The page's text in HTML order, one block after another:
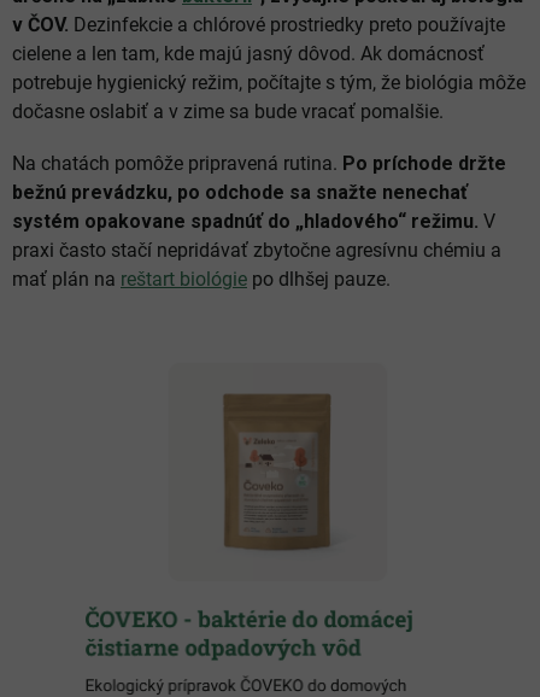
v ČOV. Dezinfekcie a chlórové prostriedky preto používajte
cielene a len tam, kde majú jasný dôvod. Ak domácnosť
potrebuje hygienický režim, počítajte s tým, že biológia môže
dočasne oslabiť a v zime sa bude vracať pomalšie.
Na chatách pomôže pripravená rutina. Po príchode držte
bežnú prevádzku, po odchode sa snažte nenechať
systém opakovane spadnúť do „hladového“ režimu. V
praxi často stačí nepridávať zbytočne agresívnu chémiu a
mať plán na reštart biológie po dlhšej pauze.